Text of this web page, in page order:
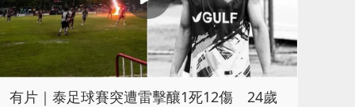
有片｜泰足球賽突遭雷擊釀1死12傷 24歲